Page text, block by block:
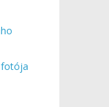
fotója